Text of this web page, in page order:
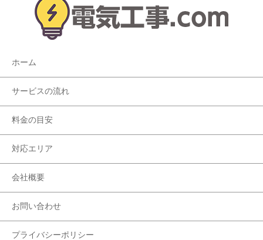
ホーム
サービスの流れ
料金の目安
対応エリア
会社概要
お問い合わせ
プライバシーポリシー